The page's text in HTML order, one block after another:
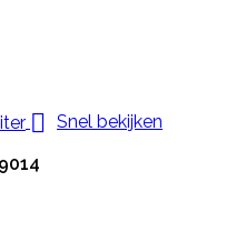
 Snel bekijken